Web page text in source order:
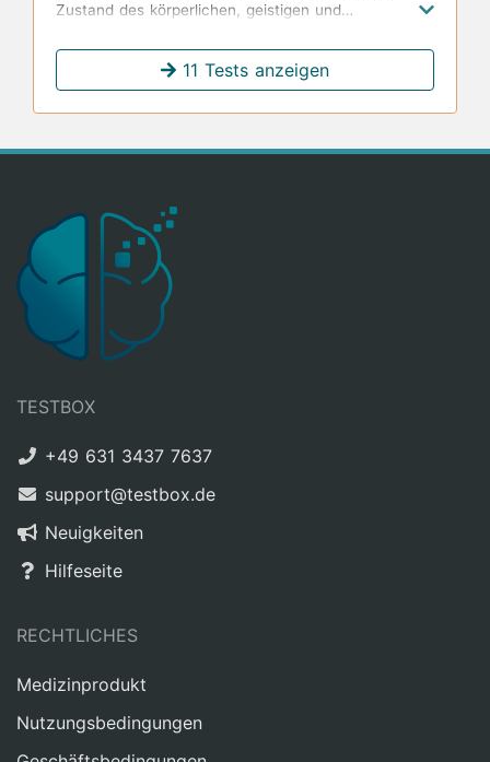
Zustand des körperlichen, geistigen und
einschließlich Faktoren wie Zufriedenheit,
Lebensqualität und Glück.11 Tests anzeigen
TESTBOX
+49 631 3437 7637
support@testbox.de
Neuigkeiten
Hilfeseite
RECHTLICHES
Medizinprodukt
Nutzungsbedingungen